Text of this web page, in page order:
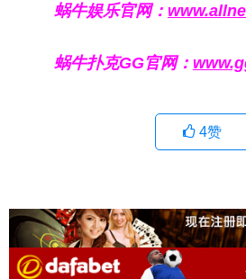
蜗牛娱乐官网：
蜗牛扑克GG官网：
4赞